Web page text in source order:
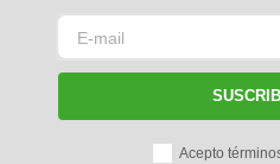
Acepto